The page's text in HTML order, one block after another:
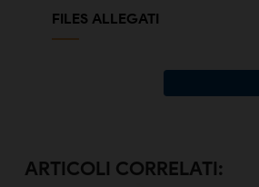
FILES ALLEGATI
ARTICOLI CORRELATI: